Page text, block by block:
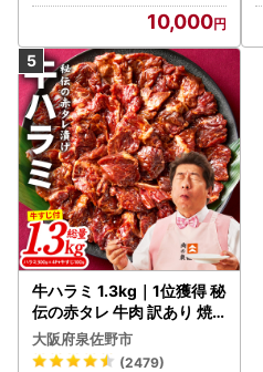
10,000
牛ハラミ 1.3kg｜1位獲得 秘
伝の赤タレ 牛肉 訳あり 焼
肉 BBQ
大阪府泉佐野市
(2479)